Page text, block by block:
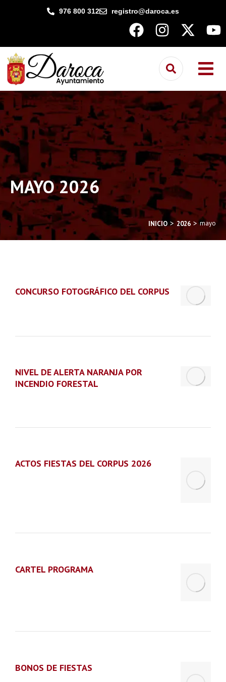
976 800 312 registro@daroca.es
MAYO 2026
You are here: INICIO 2026 mayo
CONCURSO FOTOGRÁFICO DEL CORPUS
NIVEL DE ALERTA NARANJA POR
INCENDIO FORESTAL
ACTOS FIESTAS DEL CORPUS 2026
CARTEL PROGRAMA
BONOS DE FIESTAS